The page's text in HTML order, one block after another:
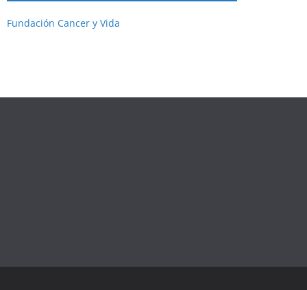
Fundación Cancer y Vida